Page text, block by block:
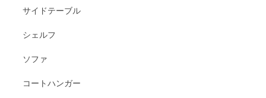
サイドテーブル
シェルフ
ソファ
コートハンガー